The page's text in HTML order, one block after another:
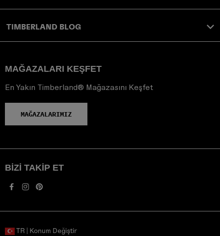
TIMBERLAND BLOG
MAĞAZALARI KEŞFET
En Yakın Timberland® Mağazasını Keşfet
MAĞAZALARIMIZ
BIZI TAKIP ET
TR | Konum Değiştir